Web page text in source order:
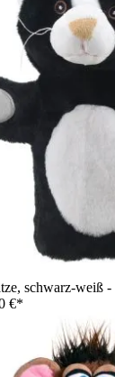
schwarz-weiß
€*